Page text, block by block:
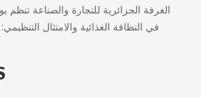
الغرفة الجزائرية للتجارة والصناعة تنظم
في النظافة الغذائية والامتثال